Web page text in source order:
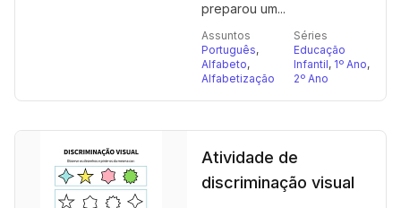
preparou um...
Assuntos
Português,
Alfabeto,
Alfabetização
Séries
Educação
Infantil, 1º Ano,
2º Ano
Atividade de
discriminação visual